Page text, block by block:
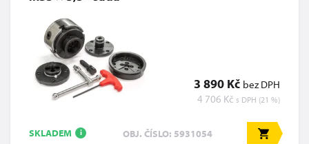
3 890 Kč bez DPH
4 706 Kč s DPH (21 %)
SKLADEM i OBJ. ČÍSLO: 5931054